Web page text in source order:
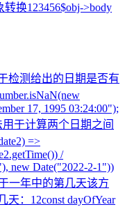
换123456$obj->body
检测给出的日期是否有
17, 1995 03:24:00");
于计算两个日期之间
=>
/
new Date("2022-2-1"))
一年中的第几天该方
：12const dayOfYear